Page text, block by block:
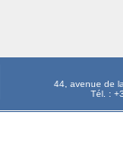
44, avenue de
Tél. :